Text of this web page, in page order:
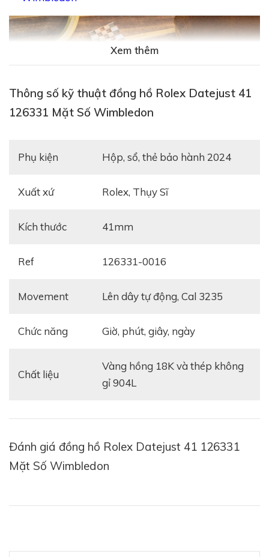
Xem thêm
Thông số kỹ thuật đồng hồ Rolex Datejust 41
126331 Mặt Số Wimbledon
Phụ kiện Hộp, sổ, thẻ bảo hành 2024
Xuất xứ Rolex, Thụy Sĩ
Kích thước 41mm
Ref 126331-0016
Movement lên dây tự động, Cal 3235
Chức năng giờ, phút, giây, ngày
Chất liệu
vàng hồng 18K và thép không
gỉ 904L
Đánh giá đồng hồ Rolex Datejust 41 126331
Mặt Số Wimbledon